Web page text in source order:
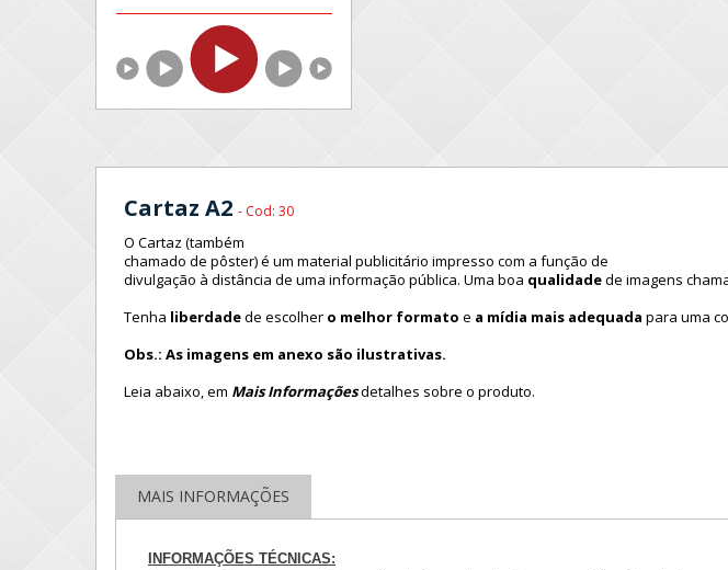
Cartaz A2 - Cod: 30
O Cartaz (também
chamado de pôster) é um material publicitário impresso com a função de
divulgação à distância de uma informação pública. Uma boa qualidadede imagens
Tenha liberdadede escolher o melhor formato e a mídia mais adequada para uma
Obs.: As imagens em anexo são ilustrativas.
Leia abaixo, em Mais Informaçõesdetalhes sobre o produto.
MAIS INFORMAÇÕES
INFORMAÇÕES TÉCNICAS: